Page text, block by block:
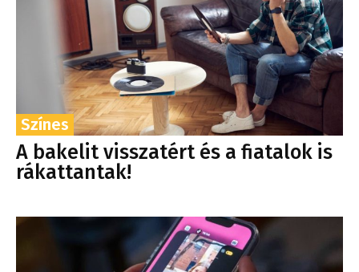
Színes
A bakelit visszatért és a fiatalok is
rákattantak!